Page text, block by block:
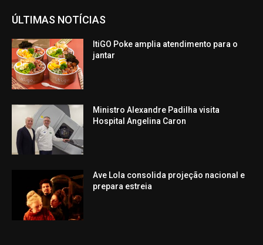
ÚLTIMAS NOTÍCIAS
ItiGO Poke amplia atendimento para o
jantar
Ministro Alexandre Padilha visita
Hospital Angelina Caron
Ave Lola consolida projeção nacional e
prepara estreia